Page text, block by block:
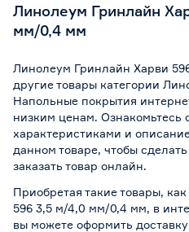
Линолеум Гринлайн
мм/0,4 мм
Линолеум Гринлайн Харви
другие товары категории
Напольные покрытия
низким ценам. Ознакомьтесь
характеристиками и
данном товаре, чтобы
заказать товар онлайн.
Приобретая такие товары,
596 3,5 м/4,0 мм/0,4 мм, в
вы можете оформить